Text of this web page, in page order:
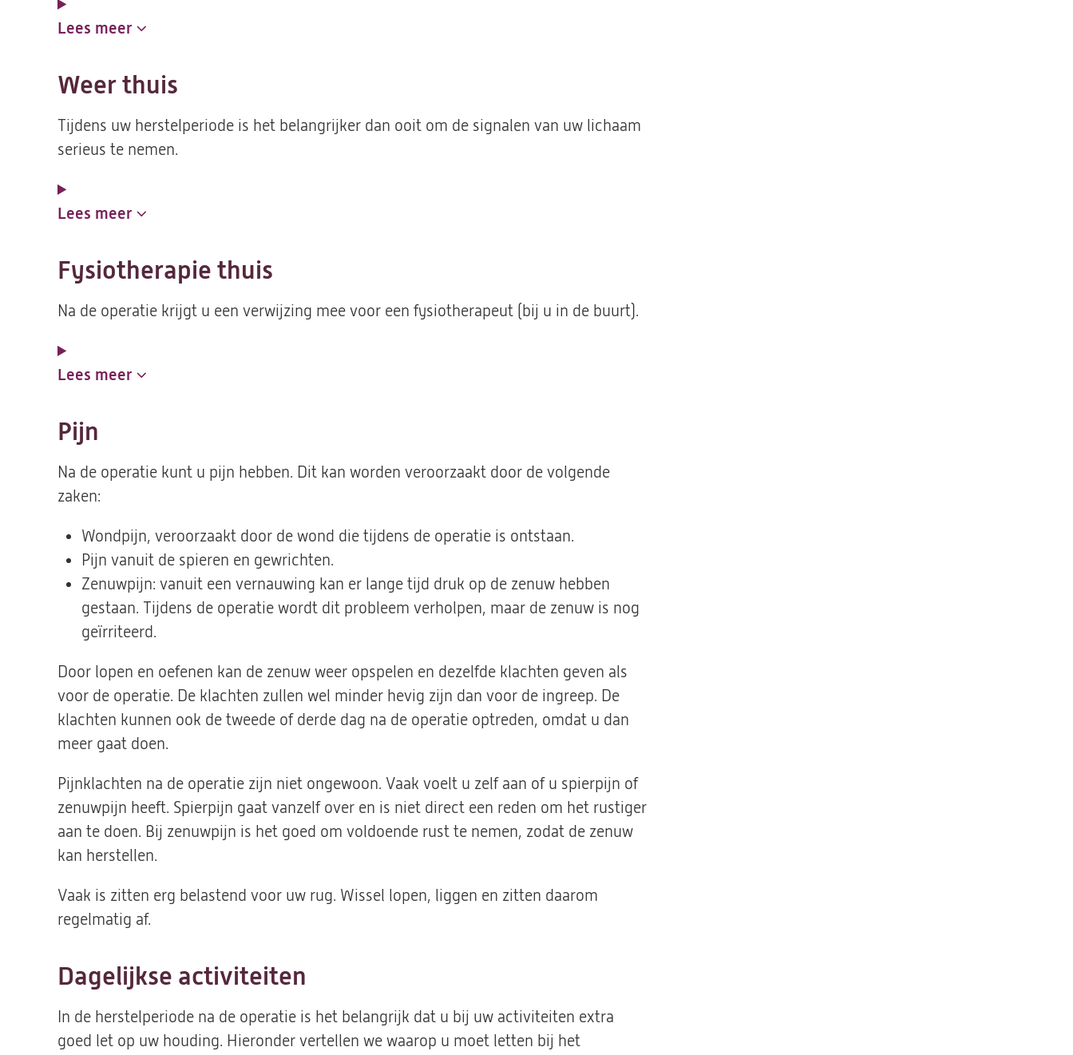
Lees meer
Weer thuis
Tijdens uw herstelperiode is het belangrijker dan ooit om de signalen van uw lichaam
serieus te nemen.
Lees meer
Fysiotherapie thuis
Na de operatie krijgt u een verwijzing mee voor een fysiotherapeut (bij u in de buurt).
Lees meer
Pijn
Na de operatie kunt u pijn hebben. Dit kan worden veroorzaakt door de volgende
zaken:
Wondpijn, veroorzaakt door de wond die tijdens de operatie is ontstaan.
Pijn vanuit de spieren en gewrichten.
Zenuwpijn: vanuit een vernauwing kan er lange tijd druk op de zenuw hebben
gestaan. Tijdens de operatie wordt dit probleem verholpen, maar de zenuw is nog
geïrriteerd.
Door lopen en oefenen kan de zenuw weer opspelen en dezelfde klachten geven als
voor de operatie. De klachten zullen wel minder hevig zijn dan voor de ingreep. De
klachten kunnen ook de tweede of derde dag na de operatie optreden, omdat u dan
meer gaat doen.
Pijnklachten na de operatie zijn niet ongewoon. Vaak voelt u zelf aan of u spierpijn of
zenuwpijn heeft. Spierpijn gaat vanzelf over en is niet direct een reden om het rustiger
aan te doen. Bij zenuwpijn is het goed om voldoende rust te nemen, zodat de zenuw
kan herstellen.
Vaak is zitten erg belastend voor uw rug. Wissel lopen, liggen en zitten daarom
regelmatig af.
Dagelijkse activiteiten
In de herstelperiode na de operatie is het belangrijk dat u bij uw activiteiten extra
goed let op uw houding. Hieronder vertellen we waarop u moet letten bij het